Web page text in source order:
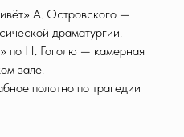
А. Островского —
драматургии.
по Н. Гоголю — камерная
зале.
полотно по трагедии